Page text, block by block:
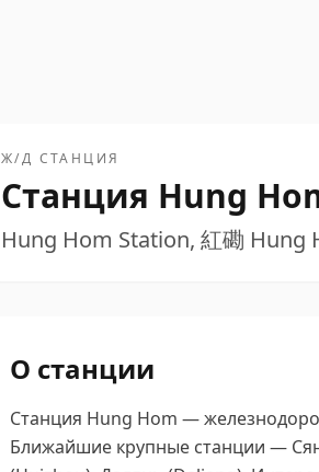
Ж/Д СТАНЦИЯ
Станция Hung
Hung Hom Station, 紅磡 Hung
О станции
Станция Hung Hom —
Ближайшие крупные станции —